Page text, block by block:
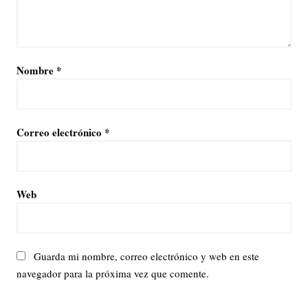
Nombre *
Correo electrónico *
Web
Guarda mi nombre, correo electrónico y web en este
navegador para la próxima vez que comente.